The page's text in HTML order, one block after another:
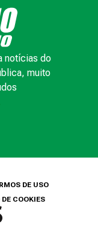
notícias do
muito
DE USO
COOKIES